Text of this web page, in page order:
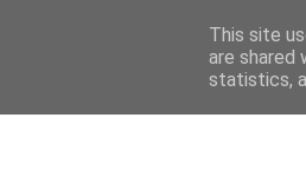
This site
are shared
statistics,